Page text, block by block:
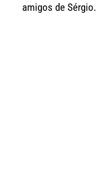
amigos de Sérgio.